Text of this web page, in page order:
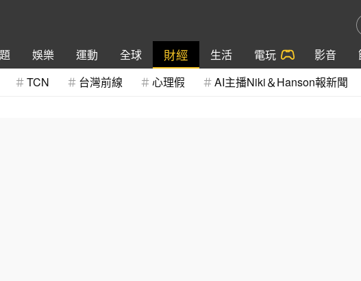
娛樂 運動 全球 財經 生活 電玩 影音
TCN 台灣前線 心理假 AI主播Niki＆Hanson報新聞